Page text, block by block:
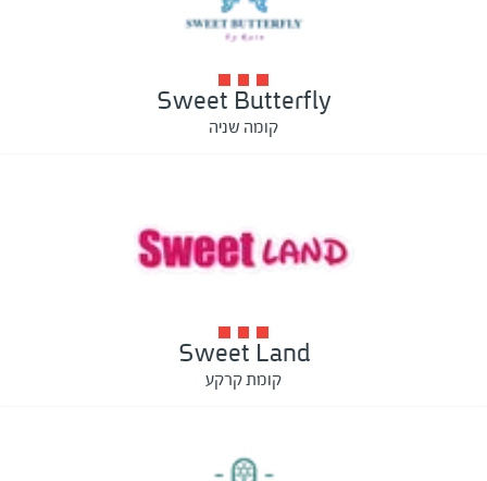
Sweet Butterfly
קומה שניה
Sweet Land
קומת קרקע